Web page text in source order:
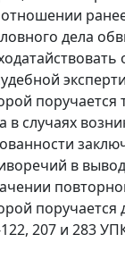
дела
поручается
в случаях
в
поручается
, 207 и 283